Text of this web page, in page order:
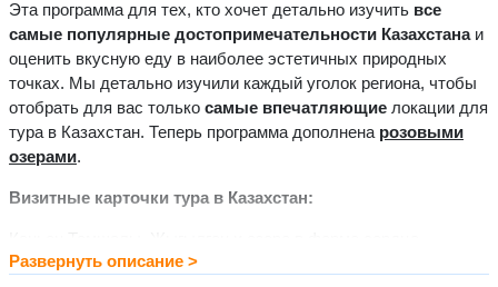
Эта программа для тех, кто хочет детально изучить все
самые популярные достопримечательности Казахстана и
оценить вкусную еду в наиболее эстетичных природных
точках. Мы детально изучили каждый уголок региона, чтобы
отобрать для вас только самые впечатляющие локации для
тура в Казахстан. Теперь программа дополнена розовыми
озерами.
Визитные карточки тура в Казахстан:
Куздакары, каньон Капамсай, некрополь Кенты Баба,